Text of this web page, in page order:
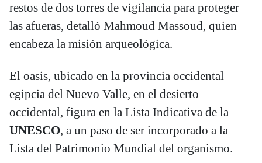
restos de dos torres de vigilancia para proteger
las afueras, detalló Mahmoud Massoud, quien
encabeza la misión arqueológica.
El oasis, ubicado en la provincia occidental
egipcia del Nuevo Valle, en el desierto
occidental, figura en la Lista Indicativa de la
UNESCO, a un paso de ser incorporado a la
Lista del Patrimonio Mundial del organismo.